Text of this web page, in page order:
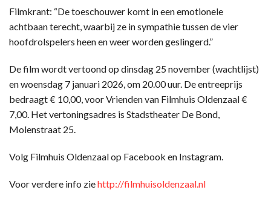
Filmkrant: “De toeschouwer komt in een emotionele
achtbaan terecht, waarbij ze in sympathie tussen de vier
hoofdrolspelers heen en weer worden geslingerd.”
De film wordt vertoond op dinsdag 25 november (wachtlijst)
en woensdag 7 januari 2026, om 20.00 uur. De entreeprijs
bedraagt € 10,00, voor Vrienden van Filmhuis Oldenzaal €
7,00. Het vertoningsadres is Stadstheater De Bond,
Molenstraat 25.
Volg Filmhuis Oldenzaal op Facebook en Instagram.
Voor verdere info ziehttp://filmhuisoldenzaal.nl